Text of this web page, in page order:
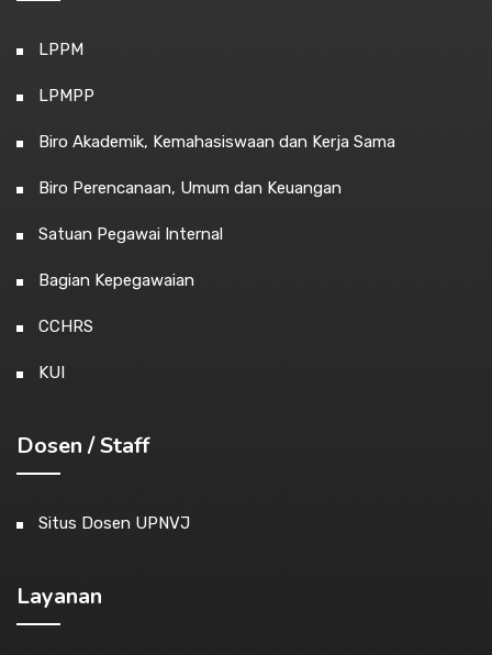
LPPM
LPMPP
Biro Akademik, Kemahasiswaan dan Kerja Sama
Biro Perencanaan, Umum dan Keuangan
Satuan Pegawai Internal
Bagian Kepegawaian
CCHRS
KUI
Dosen / Staff
Situs Dosen UPNVJ
Layanan